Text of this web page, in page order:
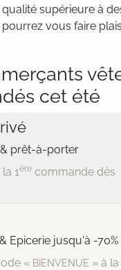
supérieure à
vous faire
cet été
prêt-à-porter
1èrecommande dès
Epicerie jusqu'à -70%
« BIENVENUE » à la